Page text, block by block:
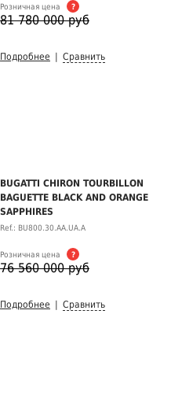
Розничная цена ?
81 780 000 руб
Подробнее Сравнить
BUGATTI CHIRON TOURBILLON
BAGUETTE BLACK AND ORANGE
SAPPHIRES
Ref.: BU800.30.AA.UA.A
Розничная цена ?
76 560 000 руб
Подробнее Сравнить